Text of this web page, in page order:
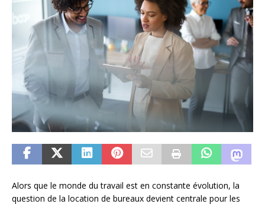
Alors que le monde du travail est en constante évolution, la
question de la location de bureaux devient centrale pour les